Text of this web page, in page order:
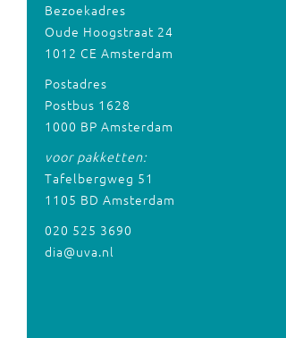
Bezoekadres
Oude Hoogstraat 24
1012 CE Amsterdam
Postadres
Postbus 1628
1000 BP Amsterdam
voor pakketten:
Tafelbergweg 51
1105 BD Amsterdam
020 525 3690
dia@uva.nl